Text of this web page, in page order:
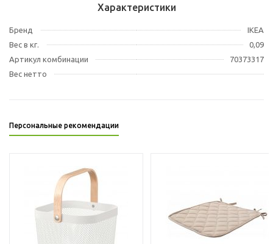
Характеристики
Бренд
IKEA
Вес в кг.
0,09
Артикул комбинации
70373317
Вес нетто
Персональные рекомендации